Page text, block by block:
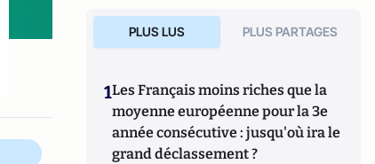
PLUS LUS PLUS PARTAGES
1Les Français moins riches que la
moyenne européenne pour la 3e
année consécutive : jusqu'où ira le
grand déclassement ?